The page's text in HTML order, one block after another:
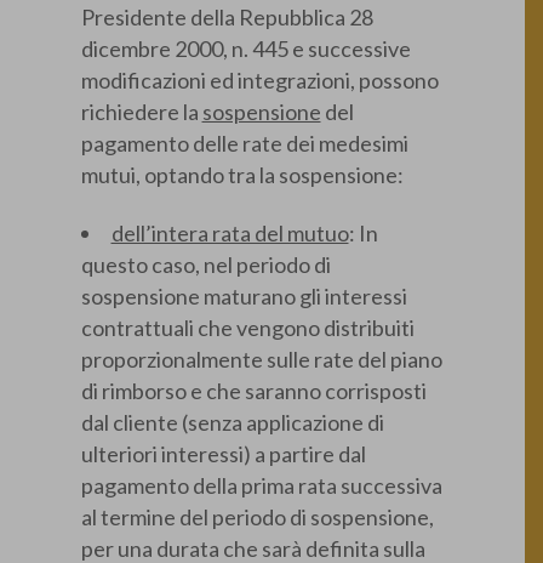
Presidente della Repubblica 28
dicembre 2000, n. 445 e successive
modificazioni ed integrazioni, possono
richiedere la sospensione del
pagamento delle rate dei medesimi
mutui, optando tra la sospensione:
dell’intera rata del mutuo: In
questo caso, nel periodo di
sospensione maturano gli interessi
contrattuali che vengono distribuiti
proporzionalmente sulle rate del piano
di rimborso e che saranno corrisposti
dal cliente (senza applicazione di
ulteriori interessi) a partire dal
pagamento della prima rata successiva
al termine del periodo di sospensione,
per una durata che sarà definita sulla